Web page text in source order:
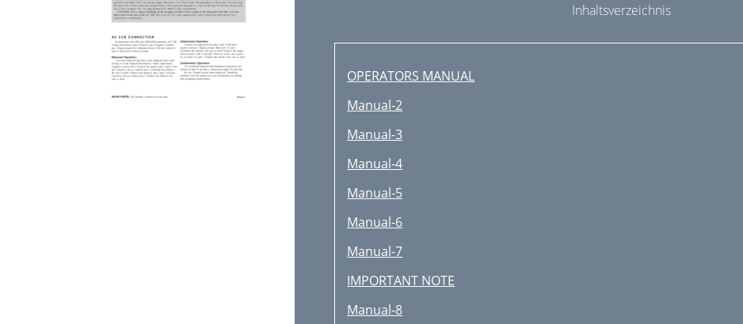
Inhaltsverzeichnis
OPERATORS MANUAL
Manual-2
Manual-3
Manual-4
Manual-5
Manual-6
Manual-7
IMPORTANT NOTE
Manual-8